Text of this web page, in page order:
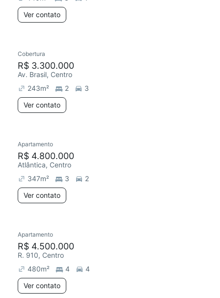
Ver contato
Cobertura
R$ 3.300.000
Av. Brasil, Centro
243m² 2
3
Ver contato
Apartamento
R$ 4.800.000
Atlântica, Centro
347m² 3
2
Ver contato
Apartamento
R$ 4.500.000
R. 910, Centro
480m² 4
4
Ver contato